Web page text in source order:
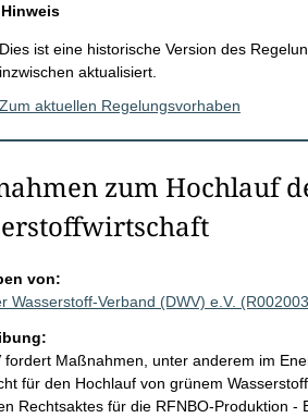
Hinweis
Dies ist eine historische Version des
inzwischen aktualisiert.
Zum aktuellen Regelungsvorhaben
zum Hochlauf
von:
Wasserstoff-Verband (DWV) e.V.
fordert Maßnahmen, unter anderem im
für den Hochlauf von grünem
Rechtsaktes für die RFNBO-Produktion -